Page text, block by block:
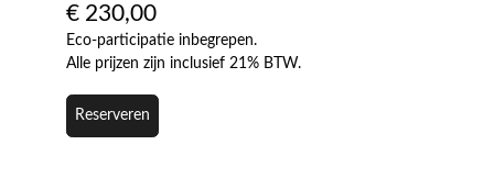
€ 230,00
Eco-participatie inbegrepen.
Alle prijzen zijn inclusief 21% BTW.
Reserveren